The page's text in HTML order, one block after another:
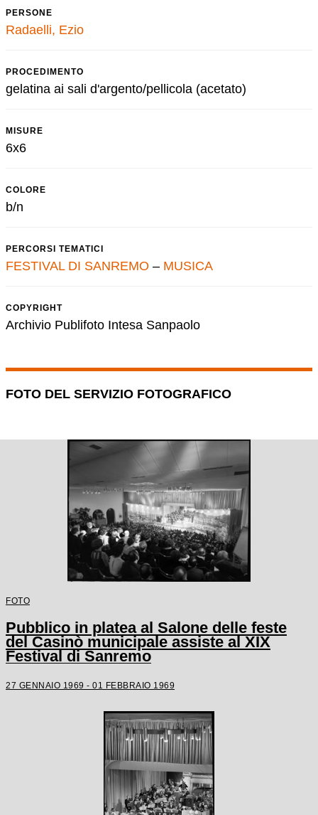
PERSONE
Radaelli, Ezio
PROCEDIMENTO
gelatina ai sali d'argento/pellicola (acetato)
MISURE
6x6
COLORE
b/n
PERCORSI TEMATICI
FESTIVAL DI SANREMO – MUSICA
COPYRIGHT
Archivio Publifoto Intesa Sanpaolo
FOTO DEL SERVIZIO FOTOGRAFICO
FOTO
Pubblico in platea al Salone delle feste
del Casinò municipale assiste al XIX
Festival di Sanremo
27 GENNAIO 1969 - 01 FEBBRAIO 1969